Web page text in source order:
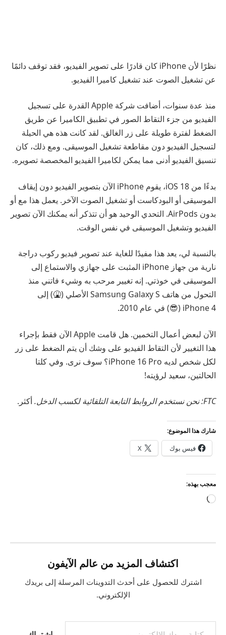
نظرًا لأن iPhone كان قادرًا على تصوير الفيديو، فقد توقف دائمًا
عن تشغيل الصوت عند تشغيل كاميرا الفيديو.
منذ عدة سنوات، أضافت شركة Apple القدرة على تسجيل
الفيديو من جزء التقاط الصور في تطبيق الكاميرا عن طريق
الضغط لفترة طويلة على زر الغالق. لقد كانت هذه هي الحيلة
لتسجيل الفيديو دون مقاطعة تشغيل الموسيقى. ومع ذلك، كان
تنسيق الفيديو أدنى مما يمكن لكاميرا الفيديو المخصصة تصويره.
بدءًا من iOS 18، يقوم iPhone الآن بتصوير الفيديو دون إيقاف
الموسيقى أو البودكاست أو تشغيل الصوت الآخر. يعمل هذا مع أو
بدون AirPods. التحدي الوحيد هو أن تتذكر أنه يمكنك الآن تصوير
الفيديو وتشغيل الموسيقى في نفس الوقت.
بالنسبة لي، يعد هذا مفيدًا للغاية عند تصوير فيديو ركوب دراجة
نارية من جهاز iPhone المثبت على جهازي والاستماع إلى
الموسيقى في خوذتي. إنه تغيير مرحب به وشيء فاتني منذ
التحول من هاتف Samsung Galaxy S الأصلي (🤮) إلى
iPhone 4 (😎) في عام 2010.
الآن لبعض أعمال التخمين. هل قامت Apple الآن فقط بإجراء
هذا التغيير لأن التقاط الفيديو على وشك أن يتم الضغط على زر
لكل شخص لديه iPhone 16 Pro؟ سوف نرى. وفي كلتا
الحالتين، سعيد لرؤيته!
FTC: نحن نستخدم الروابط التابعة التلقائية لكسب الدخل. أكثر.
شارك هذا الموضوع:
فيس بوك X
معجب بهذه:
جاري
اكتشاف المزيد من عالم الآيفون
اشترك للحصول على أحدث التدوينات المرسلة إلى بريدك
الإلكتروني.
كتابة بريدك الإلكتروني...